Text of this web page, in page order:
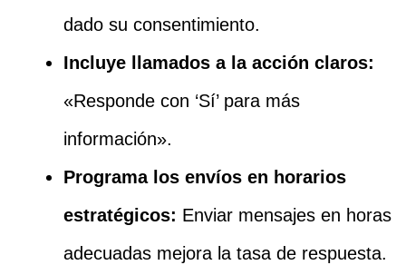
dado su consentimiento.
Incluye llamados a la acción claros:
«Responde con ‘Sí’ para más
información».
Programa los envíos en horarios
estratégicos: Enviar mensajes en horas
adecuadas mejora la tasa de respuesta.